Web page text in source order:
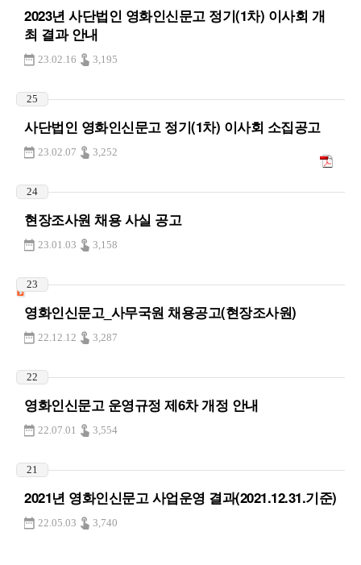
2023년 사단법인 영화인신문고 정기(1차) 이사회 개
최 결과 안내
23.02.16 3,195
25
사단법인 영화인신문고 정기(1차) 이사회 소집공고
23.02.07 3,252
24
현장조사원 채용 사실 공고
23.01.03 3,158
23
영화인신문고_사무국원 채용공고(현장조사원)
22.12.12 3,287
22
영화인신문고 운영규정 제6차 개정 안내
22.07.01 3,554
21
2021년 영화인신문고 사업운영 결과(2021.12.31.기준)
22.05.03 3,740